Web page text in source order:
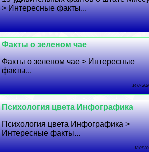
> Интересные факты...
Факты о зеленом чае
Факты о зеленом чае > Интересные
факты...
14 07
Психология цвета Инфографика
Психология цвета Инфографика >
Интересные факты...
13 07